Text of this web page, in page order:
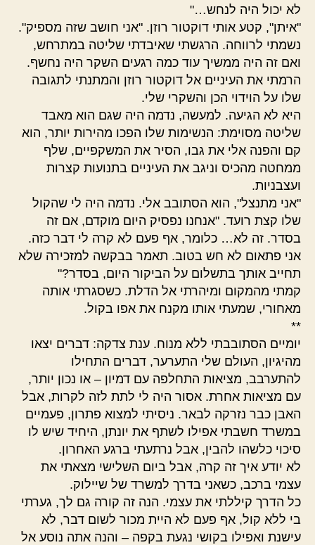
לא יכול היה לנחש…"
"איתן", קטע אותי דוקטור רוזן. "אני חושב שזה מספיק".
נשמתי לרווחה. הרגשתי שאיבדתי שליטה במתרחש,
ואם זה היה ממשיך עוד כמה רגעים השקר היה נחשף.
הרמתי את העיניים אל דוקטור רוזן והמתנתי לתגובה
שלו על הוידוי הכן והשקרי שלי.
היא לא הגיעה. למעשה, נדמה היה שגם הוא מאבד
שליטה מסוימת: הנשימות שלו הפכו מהירות יותר, הוא
קם והפנה אלי את גבו, הסיר את המשקפיים, שלף
ממחטה מהכיס וניגב את העיניים בתנועות קצרות
ועצבניות.
"אני מתנצל", הוא הסתובב אלי. נדמה היה לי שהקול
שלו קצת רועד. "אנחנו נפסיק היום מוקדם, אם זה
בסדר. זה לא… כלומר, אף פעם לא קרה לי דבר כזה.
אני פתאום לא חש בטוב. תאמר בבקשה למזכירה שלא
תחייב אותך בתשלום על הביקור היום, בסדר?"
קמתי מהמקום ומיהרתי אל הדלת. כשסגרתי אותה
מאחורי, שמעתי אותו מקנח את אפו בקול.
**
יומיים הסתובבתי ללא מנוח. ענת צדקה: דברים יצאו
מהיגיון, העולם שלי התערער, דברים התחילו
להתערבב, מציאות התחלפה עם דמיון – או נכון יותר,
עם מציאות אחרת. אסור היה לי לתת לזה לקרות, אבל
האבן כבר נזרקה לבאר. ניסיתי למצוא פתרון, פעמיים
במשרד חשבתי אפילו לשתף את יונתן, היחיד שיש לו
סיכוי כלשהו להבין, אבל נרתעתי ברגע האחרון.
לא יודע איך זה קרה, אבל ביום השלישי מצאתי את
עצמי ברכב, כשאני בדרך למשרד של שיילוק.
כל הדרך קיללתי את עצמי. הנה זה קורה גם לך, גערתי
בי ללא קול, אף פעם לא היית מכור לשום דבר, לא
עישנת ואפילו בקושי נגעת בקפה – והנה אתה נוסע אל